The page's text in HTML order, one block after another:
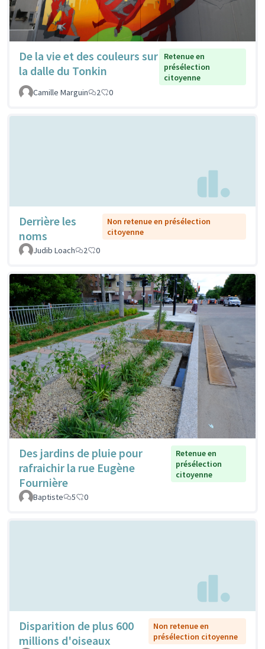
De la vie et des couleurs sur
la dalle du Tonkin
Retenue en
présélection
citoyenne
Camille Marguin
2 0
Derrière les
noms
Non retenue en présélection
citoyenne
Judib Loach
2 0
Des jardins de pluie pour
rafraichir la rue Eugène
Fournière
Retenue en
présélection
citoyenne
Baptiste 5 0
Disparition de plus 600
millions d'oiseaux
Non retenue en
présélection citoyenne